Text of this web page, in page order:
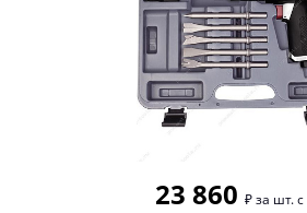
23 860 ₽ за шт.